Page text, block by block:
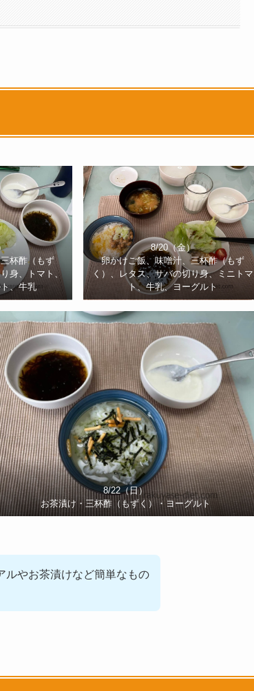
杯酢（もず
身、トマト、
、牛乳
8/20（金）
卵かけご飯、味噌汁、三杯酢（もず
く）、レタス、サバの切り身、ミニトマ
ト、牛乳、ヨーグルト
8/22（日）
お茶漬け・三杯酢（もずく）・ヨーグルト
ルやお茶漬けなど簡単なもの